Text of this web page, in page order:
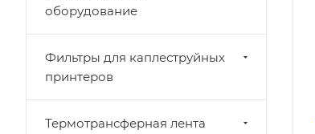
оборудование
Фильтры для каплеструйных
принтеров
Термотрансферная лента